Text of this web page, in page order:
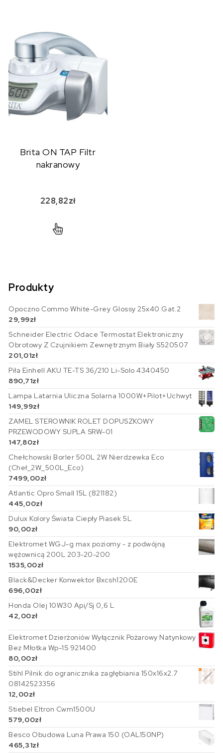
Brita ON TAP Filtr
nakranowy
228,82zł
Produkty
Opoczno Commo White-Grey Glossy 25x40 Gat.2
29,99zł
Schneider Electric Odace Termostat Elektroniczny
Obrotowy Z Czujnikiem Zewnętrznym Biały S520507
201,01zł
Piła Einhell AKU TE-TS 36/210 Li-Solo 4340450
890,71zł
Lampa Latarnia Uliczna Solarna 1000W+Pilot+Uchwyt
149,99zł
ZAMEL STEROWNIK ROLET DOPUSZKOWY
PRZEWODOWY SUPLA SRW-01
147,80zł
Chełchowski Borler 500L 2W Nierdzewka Eco
(Cheł_2W_500L_Eco)
7499,00zł
Atlantic Opro Small 15L (821182)
445,00zł
Dulux Kolory Świata Ciepły Piasek 5L
90,00zł
Elektromet WGJ-g max poziomy - z podwójną
wężownicą 200L 203-20-200
1535,00zł
Black&Decker Konwektor Bxcsh1200E
696,00zł
Honda Olej 10W30 Api/Sj 0,6 L
42,00zł
Elektromet Dzierżoniów Wyłącznik Pożarowy Natynkowy
Bez Młotka Wp-1S 921400
80,00zł
Stihl Pilnik do ogranicznika zagłębiania 150x16x2.7
08142523356
12,00zł
Stiebel Eltron Cwm1500U
579,00zł
Besco Obudowa Luna Prawa 150 (OAL150NP)
465,31zł